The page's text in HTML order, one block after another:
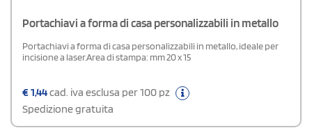
Portachiavi a forma di casa personalizzabili in metallo
Portachiavi a forma di casa personalizzabili in metallo, ideale per
incisione a laser.Area di stampa: mm 20 x 15
€1,44cad. iva esclusa per 100 pz
Spedizione gratuita